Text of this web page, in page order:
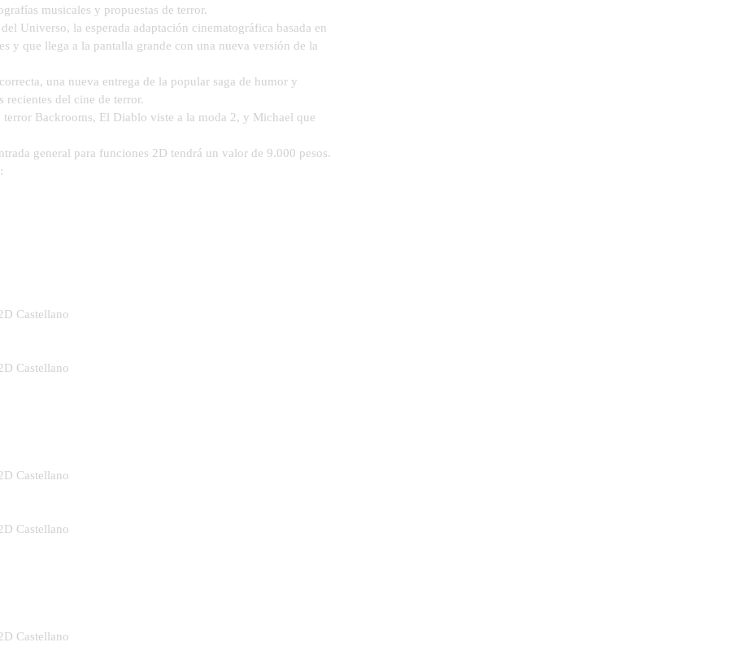
musicales y propuestas de terror.
Universo, la esperada adaptación cinematográfica basada en
y que llega a la pantalla grande con una nueva versión de la
una nueva entrega de la popular saga de humor y
recientes del cine de terror.
Backrooms, El Diablo viste a la moda 2, y Michael que
general para funciones 2D tendrá un valor de 9.000 pesos.
Castellano
Castellano
Castellano
Castellano
Castellano